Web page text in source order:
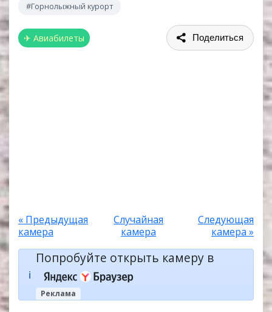
#Горнолыжный курорт
✈ Авиабилеты Поделиться
« Предыдущая
камера
Случайная
камера
Следующая
камера »
ℹ️
Попробуйте открыть камеру в
Реклама